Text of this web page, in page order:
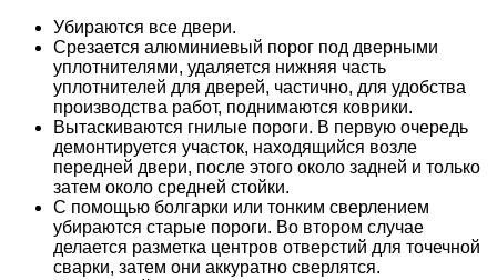
Убираются все двери.
Срезается алюминиевый порог под дверными
уплотнителями, удаляется нижняя часть
уплотнителей для дверей, частично, для удобства
производства работ, поднимаются коврики.
Вытаскиваются гнилые пороги. В первую очередь
демонтируется участок, находящийся возле
передней двери, после этого около задней и только
затем около средней стойки.
С помощью болгарки или тонким сверлением
убираются старые пороги. Во втором случае
делается разметка центров отверстий для точечной
сварки, затем они аккуратно сверлятся.